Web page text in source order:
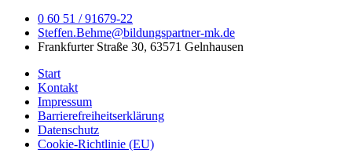
0 60 51 / 91679-22
Steffen.Behme@bildungspartner-mk.de
Frankfurter Straße 30, 63571 Gelnhausen
Start
Kontakt
Impressum
Barrierefreiheitserklärung
Datenschutz
Cookie-Richtlinie (EU)